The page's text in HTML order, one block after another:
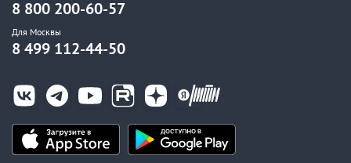
8 800 200-60-57
Для Москвы
8 499 112-44-50